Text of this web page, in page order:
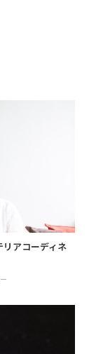
リアコーディネ